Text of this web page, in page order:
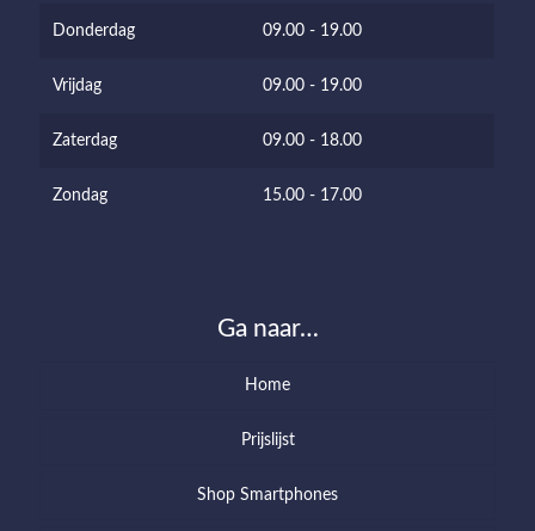
Donderdag 09.00 - 19.00
Vrijdag 09.00 - 19.00
Zaterdag 09.00 - 18.00
Zondag 15.00 - 17.00
Ga naar…
Home
Prijslijst
Shop Smartphones